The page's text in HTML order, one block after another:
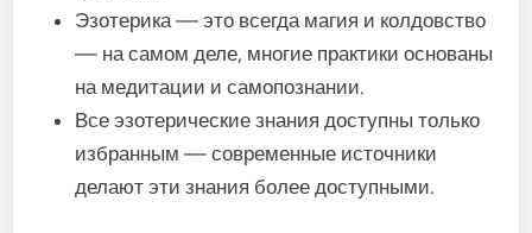
Эзотерика — это всегда магия и колдовство
— на самом деле, многие практики основаны
на медитации и самопознании.
Все эзотерические знания доступны только
избранным — современные источники
делают эти знания более доступными.